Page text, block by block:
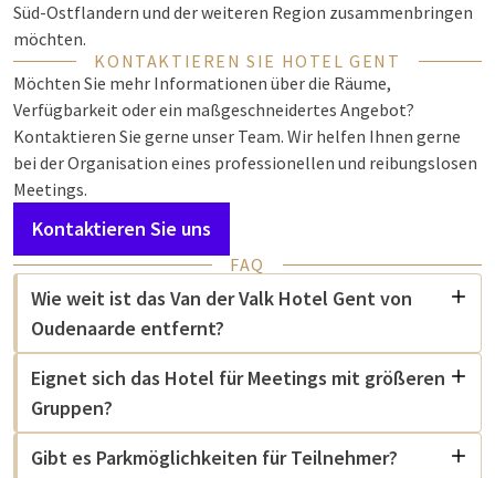
Süd-Ostflandern und der weiteren Region zusammenbringen
möchten.
KONTAKTIEREN SIE HOTEL GENT
Möchten Sie mehr Informationen über die Räume,
Verfügbarkeit oder ein maßgeschneidertes Angebot?
Kontaktieren Sie gerne unser Team. Wir helfen Ihnen gerne
bei der Organisation eines professionellen und reibungslosen
Meetings.
Kontaktieren Sie uns
FAQ
Wie weit ist das Van der Valk Hotel Gent von
Oudenaarde entfernt?
Eignet sich das Hotel für Meetings mit größeren
Gruppen?
Gibt es Parkmöglichkeiten für Teilnehmer?